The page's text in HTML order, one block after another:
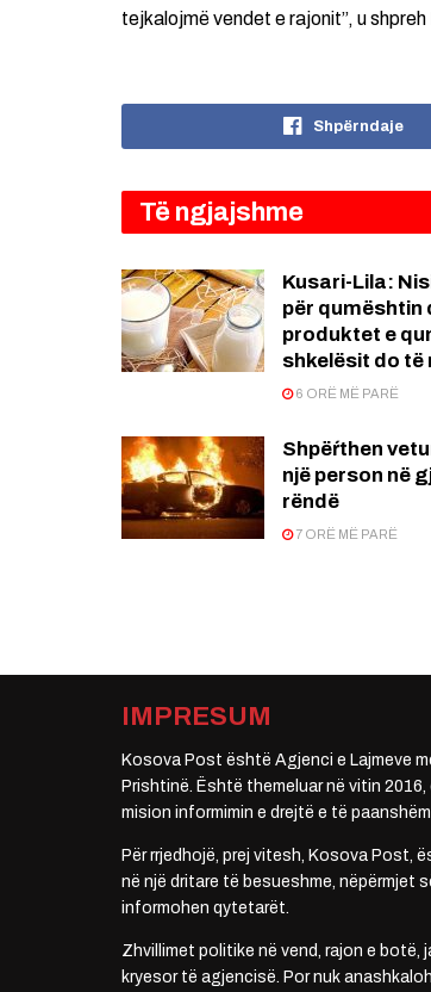
tejkalojmë vendet e rajonit”, u shpreh
Shpërndaje
Të ngjajshme
Kusari-Lila:
për qumështin
produktet e
shkelësit do të
6 ORË MË PARË
Shpëŕthen
një person në
rëndë
7 ORË MË PARË
IMPRESUM
Kosova Post është Agjenci e Lajmeve
Prishtinë. Është themeluar në vitin 2016,
mision informimin e drejtë e të
Për rrjedhojë, prej vitesh, Kosova Post,
në një dritare të besueshme, nëpërmjet
informohen qytetarët.
Zhvillimet politike në vend, rajon e botë,
kryesor të agjencisë. Por nuk